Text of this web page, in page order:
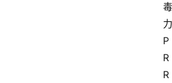
毒
力
P
R
R